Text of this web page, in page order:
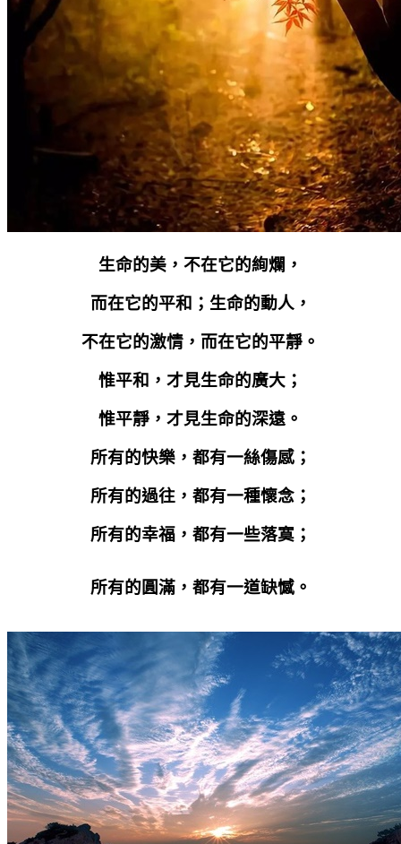
生命的美，不在它的絢爛，
而在它的平和；生命的動人，
不在它的激情，而在它的平靜。
惟平和，才見生命的廣大；
惟平靜，才見生命的深遠。
所有的快樂，都有一絲傷感；
所有的過往，都有一種懷念；
所有的幸福，都有一些落寞；
所有的圓滿，都有一道缺憾。